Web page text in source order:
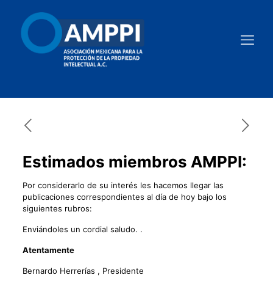
Estimados miembros AMPPI:
Por considerarlo de su interés les hacemos llegar las
publicaciones correspondientes al día de hoy bajo los
siguientes rubros:
Enviándoles un cordial saludo. .
Atentamente
Bernardo Herrerías , Presidente